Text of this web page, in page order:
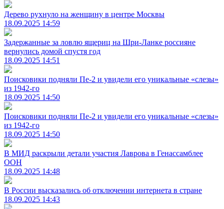
Дерево рухнуло на женщину в центре Москвы
18.09.2025 14:59
Задержанные за ловлю ящериц на Шри-Ланке россияне
вернулись домой спустя год
18.09.2025 14:51
Поисковики подняли Пе-2 и увидели его уникальные «слезы»
из 1942-го
18.09.2025 14:50
Поисковики подняли Пе-2 и увидели его уникальные «слезы»
из 1942-го
18.09.2025 14:50
В МИД раскрыли детали участия Лаврова в Генассамблее
ООН
18.09.2025 14:48
В России высказались об отключении интернета в стране
18.09.2025 14:43